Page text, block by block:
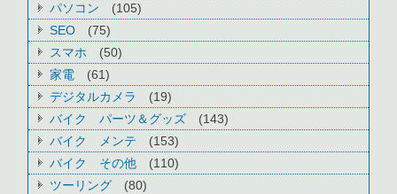
パソコン
(105)
SEO
(75)
スマホ
(50)
家電
(61)
デジタルカメラ
(19)
バイク パーツ＆グッズ
(143)
バイク メンテ
(153)
バイク その他
(110)
ツーリング
(80)